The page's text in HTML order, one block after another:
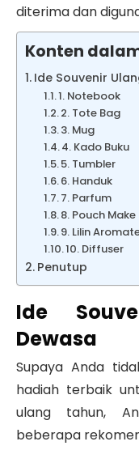
diterima dan
Konten
Ide Souvenir
1. Notebook
2. Tote Bag
3. Mug
4. Kado Buku
5. Tumbler
6. Handuk
7. Parfum
8. Pouch Make
9. Lilin
10. Diffuser
Penutup
Ide
Dewasa
Supaya Anda
hadiah terbaik
ulang tahun,
beberapa